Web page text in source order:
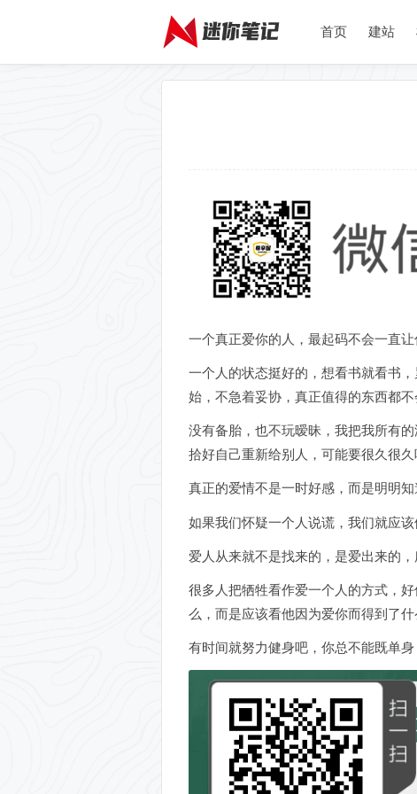
首页 建站
一个真正爱你的人，最起码不会一直
一个人的状态挺好的，想看书就看书
始，不急着妥协，真正值得的东西都不
没有备胎，也不玩暧昧，我把我所有
拾好自己重新给别人，可能要很久很久
真正的爱情不是一时好感，而是明明
如果我们怀疑一个人说谎，我们就应
爱人从来就不是找来的，是爱出来的，
很多人把牺牲看作爱一个人的方式，
么，而是应该看他因为爱你而得到了
有时间就努力健身吧，你总不能既单身